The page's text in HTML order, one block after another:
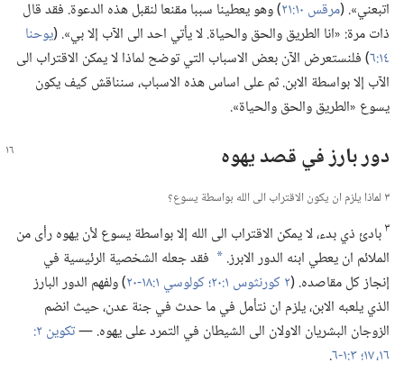
اتبعني».‏ (‏مرقس ١٠:‏٢١
‏)‏ وهو يعطينا سببا مقنعا لنقبل هذه الدعوة.‏ فقد قال
ذات مرة:‏ «انا الطريق والحق والحياة.‏ لا يأتي احد الى الآب إلا بي».‏ (‏يوحنا
١٤:‏٦ ‏)‏ فلنستعرض الآن بعض الاسباب التي توضح لماذا لا يمكن الاقتراب الى
الآب إلا بواسطة الابن.‏ ثم على اساس هذه الاسباب،‏ سنناقش كيف يكون
يسوع «الطريق والحق والحياة».‏
دور بارز في قصد يهوه
٣ لماذا يلزم ان يكون الاقتراب الى الله بواسطة يسوع؟‏
٣بادئ ذي بدء،‏ لا يمكن الاقتراب الى الله إلا بواسطة يسوع لأن يهوه رأى من
الملائم ان يعطي ابنه الدور الابرز.‏ a فقد جعله الشخصية الرئيسية في
إنجاز كل مقاصده.‏ (‏٢ كورنثوس ١:‏٢٠؛‏ كولوسي ١:‏​١٨-‏٢٠
‏)‏ ولفهم الدور البارز
الذي يلعبه الابن،‏ يلزم ان نتأمل في ما حدث في جنة عدن،‏ حيث انضم
الزوجان البشريان الاولان الى الشيطان في التمرد على يهوه.‏ —‏
١٦،‏ ١٧؛‏
‏.‏